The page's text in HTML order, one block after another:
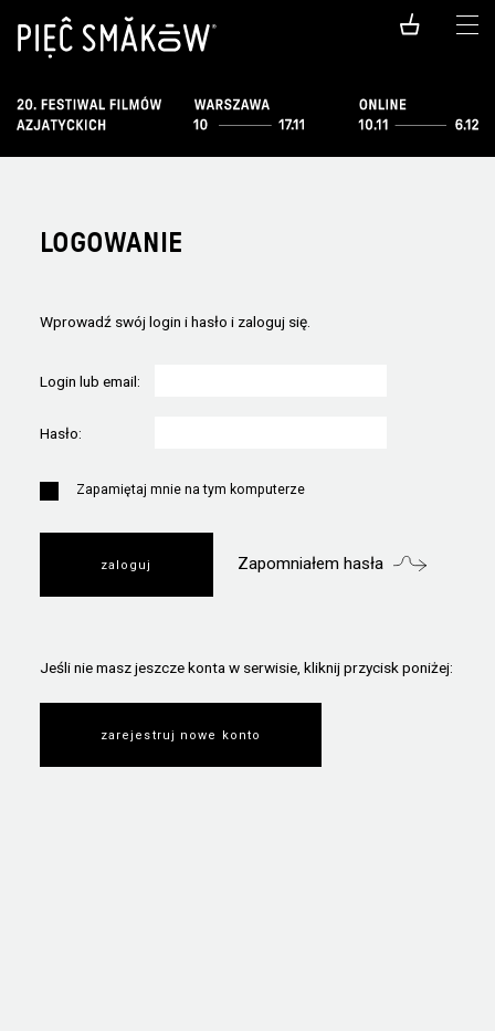
LOGOWANIE
Wprowadź swój login i hasło i zaloguj się.
Login lub email:
Hasło:
Zapamiętaj mnie na tym komputerze
Zapomniałem hasła
Jeśli nie masz jeszcze konta w serwisie, kliknij przycisk poniżej:
zarejestruj nowe konto